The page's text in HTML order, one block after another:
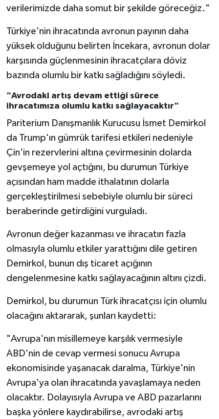
verilerimizde daha somut bir şekilde göreceğiz."
Türkiye'nin ihracatında avronun payının daha
yüksek olduğunu belirten İncekara, avronun dolar
karşısında güçlenmesinin ihracatçılara döviz
bazında olumlu bir katkı sağladığını söyledi.
"Avrodaki artış devam ettiği sürece
ihracatımıza olumlu katkı sağlayacaktır"
Pariterium Danışmanlık Kurucusu İsmet Demirkol
da Trump'ın gümrük tarifesi etkileri nedeniyle
Çin'in rezervlerini altına çevirmesinin dolarda
gevşemeye yol açtığını, bu durumun Türkiye
açısından ham madde ithalatının dolarla
gerçekleştirilmesi sebebiyle olumlu bir süreci
beraberinde getirdiğini vurguladı.
Avronun değer kazanması ve ihracatın fazla
olmasıyla olumlu etkiler yarattığını dile getiren
Demirkol, bunun dış ticaret açığının
dengelenmesine katkı sağlayacağının altını çizdi.
Demirkol, bu durumun Türk ihracatçısı için olumlu
olacağını aktararak, şunları kaydetti:
"Avrupa'nın misillemeye karşılık vermesiyle
ABD'nin de cevap vermesi sonucu Avrupa
ekonomisinde yaşanacak daralma, Türkiye'nin
Avrupa'ya olan ihracatında yavaşlamaya neden
olacaktır. Dolayısıyla Avrupa ve ABD pazarlarını
başka yönlere kaydırabilirse, avrodaki artış